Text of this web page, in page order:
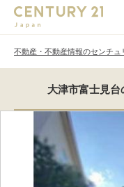
不動産・不動産情報のセンチュ
大津市富士見台